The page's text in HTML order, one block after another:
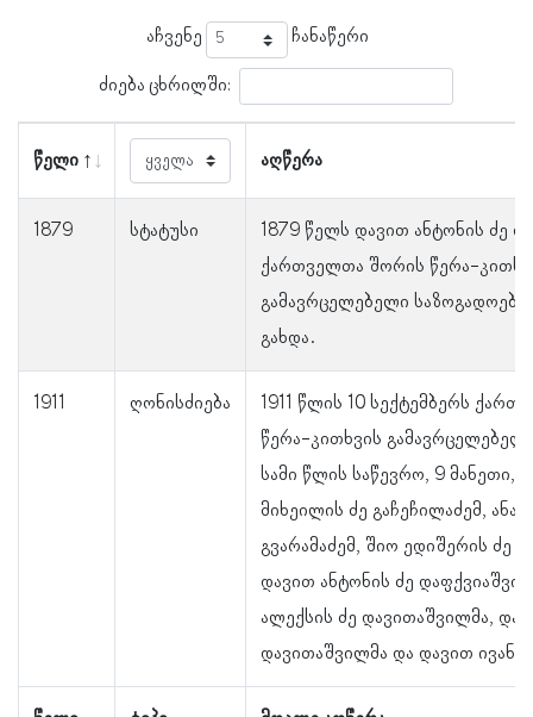
აჩვენე ჩანაწერი
ძიება ცხრილში:
წელი აღწერა
1879 სტატუსი
1879 წელს დავით ანტონის ძე
ქართველთა შორის წერა-
გამავრცელებელი
გახდა.
1911 ღონისძიება
1911 წლის 10 სექტემბერს
წერა-კითხვის გამავრცელებელ
სამი წლის საწევრო, 9 მანეთი,
მიხეილის ძე გაჩეჩილაძემ, ანა
გვარამაძემ, შიო ედიშერის ძე
დავით ანტონის ძე
ალექსის ძე დავითაშვილმა,
დავითაშვილმა და დავით